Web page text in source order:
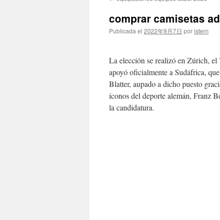
contenido
comprar camisetas
Publicada el 2022年9月7日 poristern
La elección se realizó en Zúrich,
apoyó oficialmente a Sudáfrica,
Blatter, aupado a dicho puesto
íconos del deporte alemán, Franz
la candidatura.